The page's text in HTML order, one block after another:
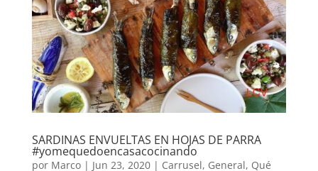
SARDINAS ENVUELTAS EN HOJAS DE PARRA
#yomequedoencasacocinando
por Marco| Jun 23, 2020| Carrusel, General, Qué